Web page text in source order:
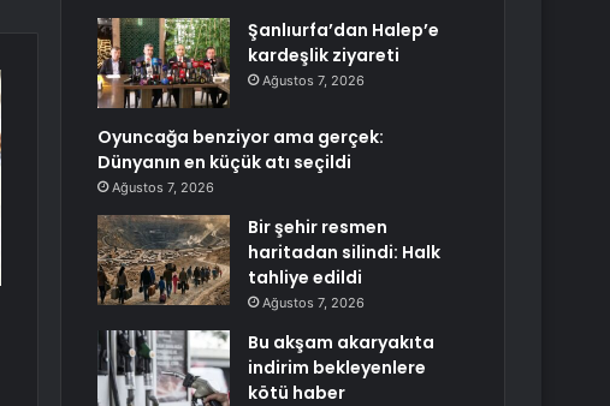
Şanlıurfa’dan Halep’e
kardeşlik ziyareti
Ağustos 7, 2026
Oyuncağa benziyor ama gerçek:
Dünyanın en küçük atı seçildi
Ağustos 7, 2026
Bir şehir resmen
haritadan silindi: Halk
tahliye edildi
Ağustos 7, 2026
Bu akşam akaryakıta
indirim bekleyenlere
kötü haber